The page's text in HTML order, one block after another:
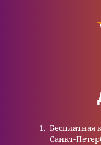
Бесплатная
Санкт-